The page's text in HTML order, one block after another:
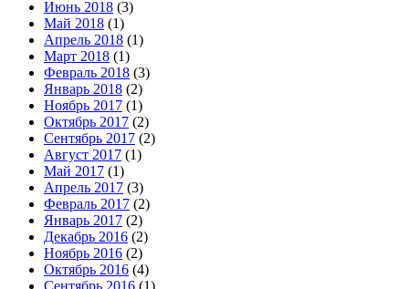
Июнь 2018 (3)
Май 2018 (1)
Апрель 2018 (1)
Март 2018 (1)
Февраль 2018 (3)
Январь 2018 (2)
Ноябрь 2017 (1)
Октябрь 2017 (2)
Сентябрь 2017 (2)
Август 2017 (1)
Май 2017 (1)
Апрель 2017 (3)
Февраль 2017 (2)
Январь 2017 (2)
Декабрь 2016 (2)
Ноябрь 2016 (2)
Октябрь 2016 (4)
Сентябрь 2016 (1)